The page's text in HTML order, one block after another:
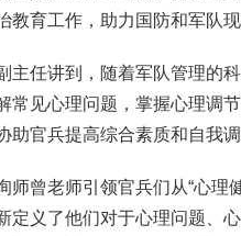
教育工作，助力国防和军队
主任讲到，随着军队管理的
常见心理问题，掌握心理调
助官兵提高综合素质和自我
师曾老师引领官兵们从“心理
定义了他们对于心理问题、